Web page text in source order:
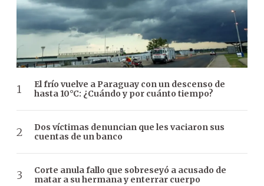
El frío vuelve a Paraguay con un descenso de
hasta 10°C: ¿Cuándo y por cuánto tiempo?
Dos víctimas denuncian que les vaciaron sus
cuentas de un banco
Corte anula fallo que sobreseyó a acusado de
matar a su hermana y enterrar cuerpo